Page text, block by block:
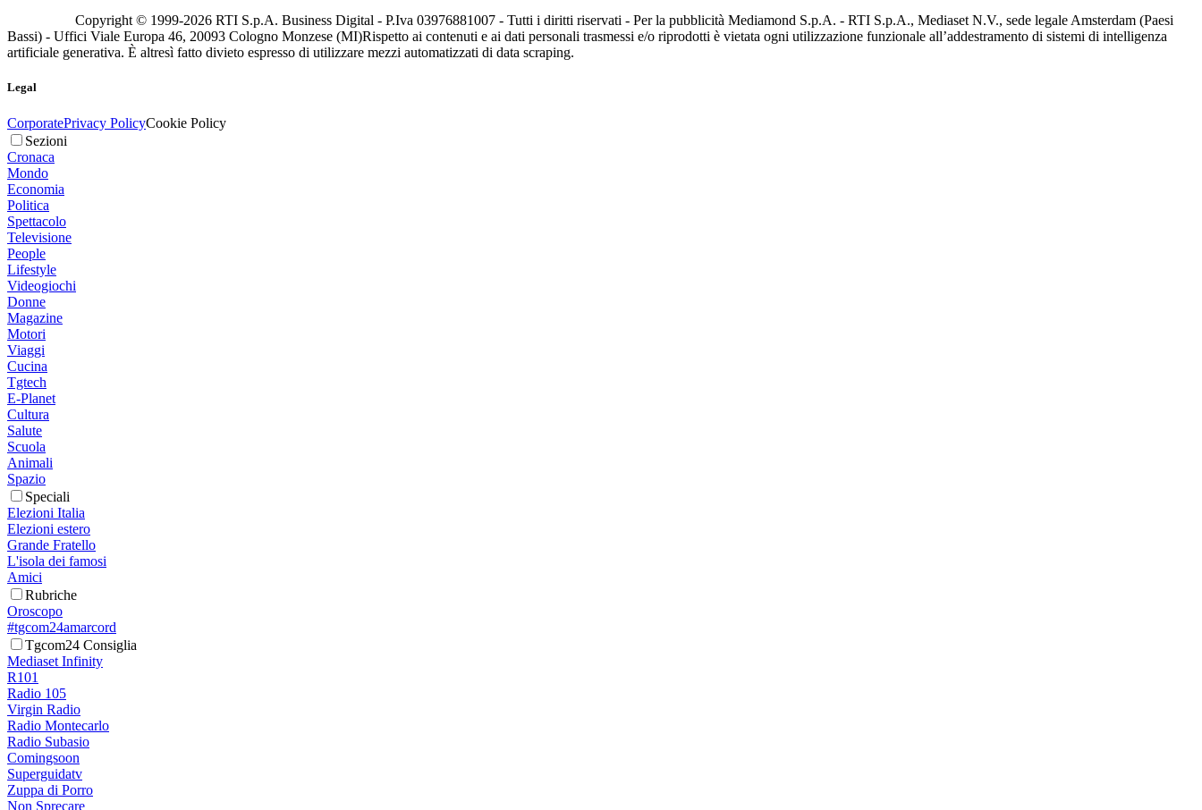
Copyright © 1999-2026 RTI S.p.A. Business Digital - P.Iva 03976881007 - Tutti i diritti riservati - Per la pubblicità Mediamond S.p.A. - RTI S.p.A., Mediaset N.V., sede legale Amsterdam (Paesi
Bassi) - Uffici Viale Europa 46, 20093 Cologno Monzese (MI)Rispetto ai contenuti e ai dati personali trasmessi e/o riprodotti è vietata ogni utilizzazione funzionale all’addestramento di sistemi di intelligenza
artificiale generativa. È altresì fatto divieto espresso di utilizzare mezzi automatizzati di data scraping.
Legal
CorporatePrivacy PolicyCookie Policy
Sezioni
Cronaca
Mondo
Economia
Politica
Spettacolo
Televisione
People
Lifestyle
Videogiochi
Donne
Magazine
Motori
Viaggi
Cucina
Tgtech
E-Planet
Cultura
Salute
Scuola
Animali
Spazio
Speciali
Elezioni Italia
Elezioni estero
Grande Fratello
L'isola dei famosi
Amici
Rubriche
Oroscopo
#tgcom24amarcord
Tgcom24 Consiglia
Mediaset Infinity
R101
Radio 105
Virgin Radio
Radio Montecarlo
Radio Subasio
Comingsoon
Superguidatv
Zuppa di Porro
Non Sprecare